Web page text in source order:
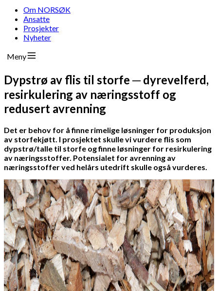
Om NORSØK
Ansatte
Prosjekter
Nyheter
Meny
Dypstrø av flis til storfe ─ dyrevelferd,
resirkulering av næringsstoff og
redusert avrenning
Det er behov for å finne rimelige løsninger for produksjon
av storfekjøtt. I prosjektet skulle vi vurdere flis som
dypstrø/talle til storfe og finne løsninger for resirkulering
av næringsstoffer. Potensialet for avrenning av
næringsstoffer ved helårs utedrift skulle også vurderes.